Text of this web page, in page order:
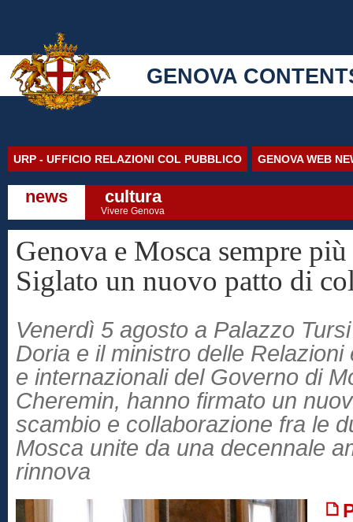
GENOVA
URP - UFFICIO RELAZIONI COL PUBBLICO GENOVA WEB
news cultura
Vivere Genova
Genova e Mosca sempre
Siglato un nuovo patto di
Venerdì 5 agosto a Palazzo
Doria e il ministro delle
e internazionali del Governo di
Cheremin, hanno firmato un
scambio e collaborazione fra le
Mosca unite da una decennale
rinnova